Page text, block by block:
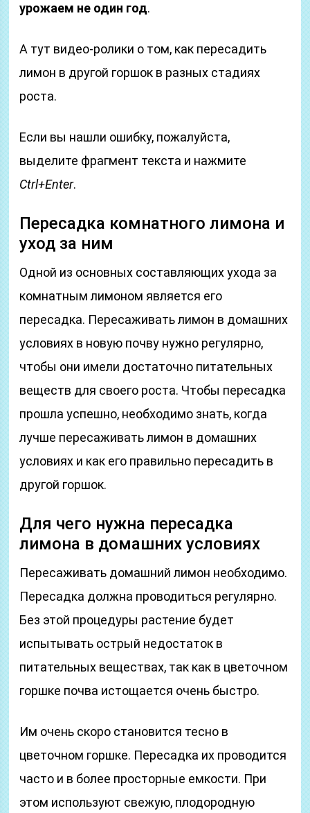
урожаем не один год.
А тут видео-ролики о том, как пересадить
лимон в другой горшок в разных стадиях
роста.
Если вы нашли ошибку, пожалуйста,
выделите фрагмент текста и нажмите
Ctrl+Enter.
Пересадка комнатного лимона и
уход за ним
Одной из основных составляющих ухода за
комнатным лимоном является его
пересадка. Пересаживать лимон в домашних
условиях в новую почву нужно регулярно,
чтобы они имели достаточно питательных
веществ для своего роста. Чтобы пересадка
прошла успешно, необходимо знать, когда
лучше пересаживать лимон в домашних
условиях и как его правильно пересадить в
другой горшок.
Для чего нужна пересадка
лимона в домашних условиях
Пересаживать домашний лимон необходимо.
Пересадка должна проводиться регулярно.
Без этой процедуры растение будет
испытывать острый недостаток в
питательных веществах, так как в цветочном
горшке почва истощается очень быстро.
Им очень скоро становится тесно в
цветочном горшке. Пересадка их проводится
часто и в более просторные емкости. При
этом используют свежую, плодородную